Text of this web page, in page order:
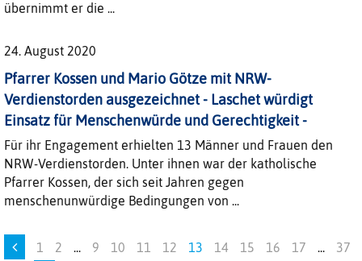
übernimmt er die ...
24. August 2020
Pfarrer Kossen und Mario Götze mit NRW-
Verdienstorden ausgezeichnet - Laschet würdigt
Einsatz für Menschenwürde und Gerechtigkeit -
Für ihr Engagement erhielten 13 Männer und Frauen den
NRW-Verdienstorden. Unter ihnen war der katholische
Pfarrer Kossen, der sich seit Jahren gegen
menschenunwürdige Bedingungen von ...
1 2 ... 9 10 11 12 13 14 15 16 17 ...
37